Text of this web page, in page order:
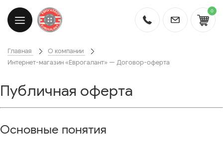
0
Главная
О компании
Интернет-магазин «Еврогалант» — Договор-оферта
Публичная оферта
Основные понятия